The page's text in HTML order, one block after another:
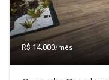
R$ 14.000/mês